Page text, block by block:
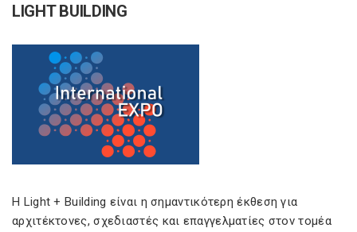
LIGHT BUILDING
Η Light + Building είναι η σημαντικότερη έκθεση για
αρχιτέκτονες, σχεδιαστές και επαγγελματίες στον τομέα